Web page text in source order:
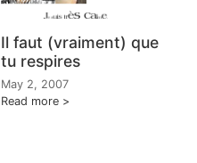
Il faut (vraiment) que
tu respires
May 2, 2007
Read more